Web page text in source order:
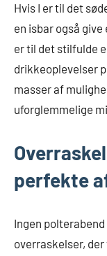
Hvis I er til det
en isbar også
er til det stilfulde
drikkeoplevelser
masser af
uforglemmelige
perfekte
Ingen
overraskelser,